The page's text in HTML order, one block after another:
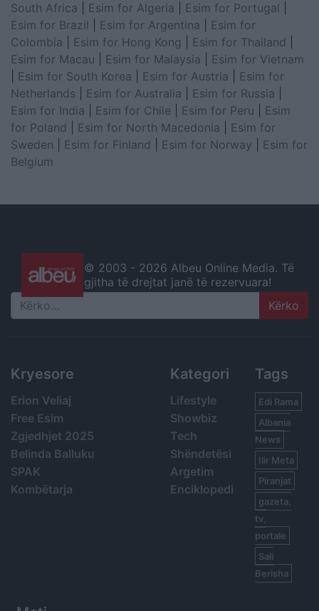
South Africa
Esim for Algeria Esim for Portugal
Esim for Brazil
Esim for Argentina
Esim for
Colombia
Esim for Hong Kong Esim for Thailand
Esim for Macau
Esim for Malaysia
Esim for Vietnam
Esim for South Korea Esim for Austria
Esim for
Netherlands
Esim for Australia Esim for Russia
Esim for India
Esim for Chile Esim for Peru
Esim
for Poland
Esim for North Macedonia
Esim for
Sweden
Esim for Finland Esim for Norway
Esim for
Belgium
© 2003 - 2026 Albeu Online Media. Të
gjitha të drejtat janë të rezervuara!
Search
Kryesore
Erion Veliaj
Free Esim
Zgjedhjet 2025
Belinda Balluku
SPAK
Kombëtarja
Kategori
Lifestyle
Showbiz
Tech
Shëndetësi
Argetim
Enciklopedi
Tags
Edi Rama
Albania
News
Ilir Meta
Piranjat
gazeta,
tv,
portale
Sali
Berisha